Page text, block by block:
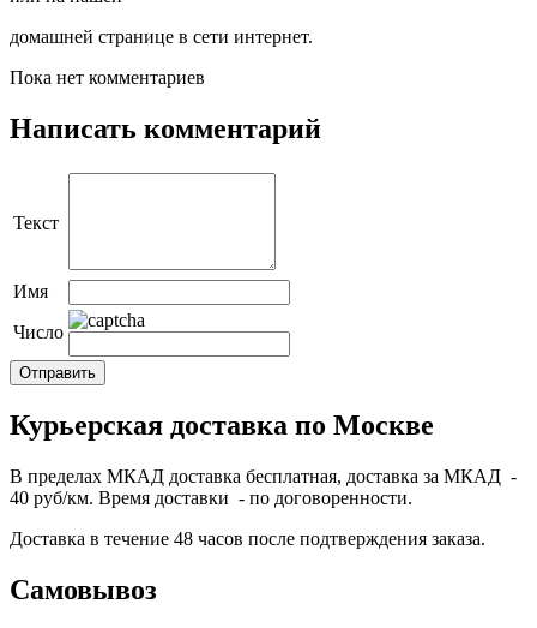
домашней странице в сети интернет.
Пока нет комментариев
Написать комментарий
Текст
Имя
Число
Курьерская доставка по Москве
В пределах МКАД доставка бесплатная, доставка за МКАД -
40 руб/км. Время доставки - по договоренности.
Доставка в течение 48 часов после подтверждения заказа.
Самовывоз